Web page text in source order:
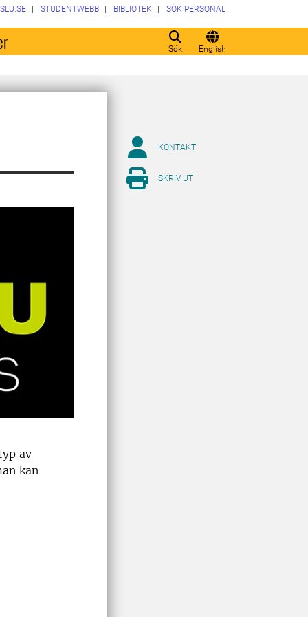
Sök English
SLU.SE STUDENTWEBB BIBLIOTEK SÖK PERSONAL
av
kan
KONTAKT
SKRIV UT